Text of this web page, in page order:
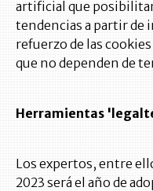
artificial que
tendencias a partir de
refuerzo de las
que no dependen de
Herramientas
Los expertos, entre
2023 será el año de